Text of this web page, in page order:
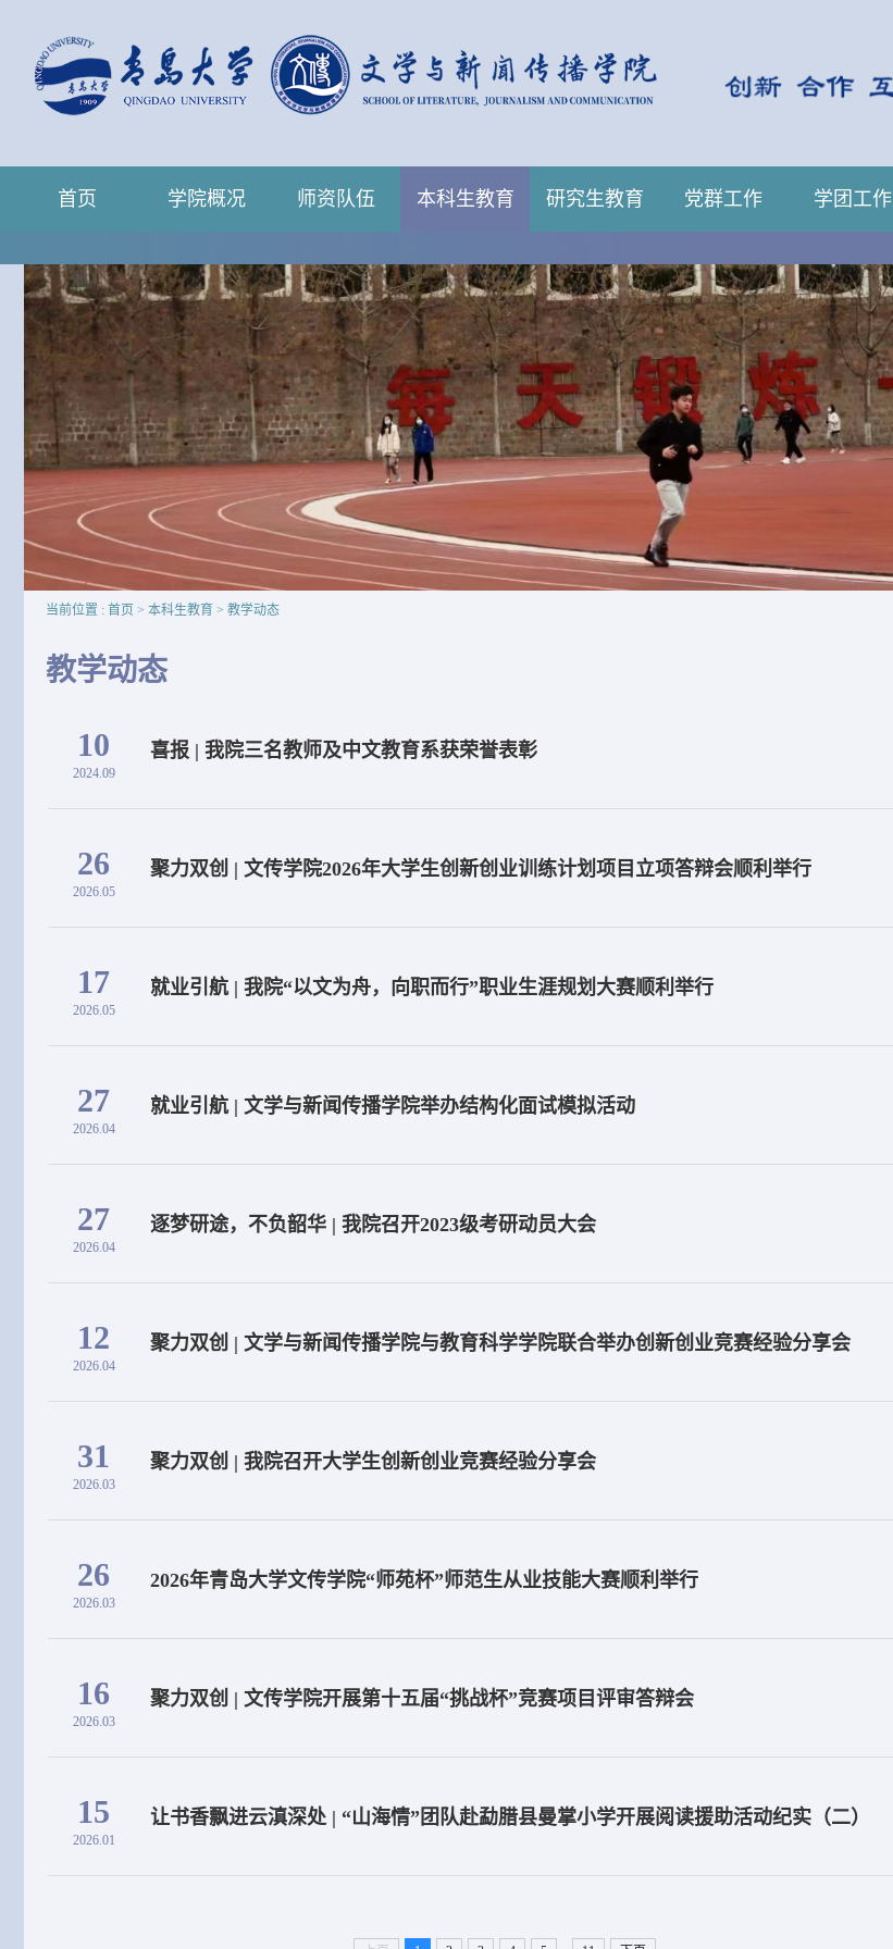
首页 学院概况 师资队伍 本科生教育 研究生教育 党群工作 学团工作
当前位置 : 首页 > 本科生教育 > 教学动态
教学动态
10
2024.09
喜报 | 我院三名教师及中文教育系获荣誉表彰
26
2026.05
聚力双创 | 文传学院2026年大学生创新创业训练计划项目立项答辩会顺利举行
17
2026.05
就业引航 | 我院“以文为舟，向职而行”职业生涯规划大赛顺利举行
27
2026.04
就业引航 | 文学与新闻传播学院举办结构化面试模拟活动
27
2026.04
逐梦研途，不负韶华 | 我院召开2023级考研动员大会
12
2026.04
聚力双创 | 文学与新闻传播学院与教育科学学院联合举办创新创业竞赛经验分享会
31
2026.03
聚力双创 | 我院召开大学生创新创业竞赛经验分享会
26
2026.03
2026年青岛大学文传学院“师苑杯”师范生从业技能大赛顺利举行
16
2026.03
聚力双创 | 文传学院开展第十五届“挑战杯”竞赛项目评审答辩会
15
2026.01
让书香飘进云滇深处 | “山海情”团队赴勐腊县曼掌小学开展阅读援助活动纪实（二）